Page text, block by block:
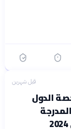
قبل شهرين
الدول